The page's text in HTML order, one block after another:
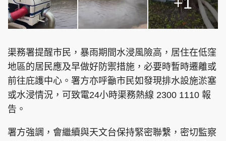
Copyright © 東周網 版權所有 . 不得轉載
©Eastweek.com.hk. All rights reserved.
渠務署提醒市民，暴雨期間水浸風險高，居住在低窪
地區的居民應及早做好防禦措施，必要時暫時遷離或
前往庇護中心。署方亦呼籲市民如發現排水設施淤塞
或水浸情況，可致電24小時渠務熱線 2300 1110 報
告。
署方強調，會繼續與天文台保持緊密聯繫，密切監察